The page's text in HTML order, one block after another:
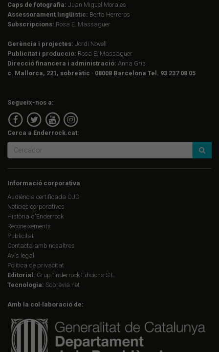
Caps de fotografia: Juan Miguel Morales
Assessorament lingüístic: Berta Herreros
Subscripcions: Rosa E. Massaguer
Gerència i projectes: Jordi Novell
Publicitat i producció: Rosa E. Massaguer
Direcció financera i administració: Anna Gris
c. Mallorca, 221, sobreàtic · 08008 Barcelona Tel. 93 237 08 05
Segueix-nos a:
Cerca a Enderrock.cat:
Informació corporativa
Audiència certificada OJD
Notícies corporatives
Història d'Enderrock
Reconeixements
Publicitat
Contacta amb nosaltres
Avís legal
Política de privacitat
Editorial: Grup Enderrock Edicions S.L.
Tecnologia: Sobrevia.net
Amb la col·laboració de: